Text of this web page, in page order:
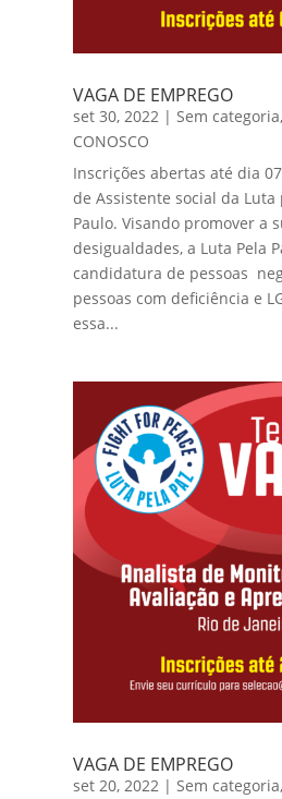
VAGA DE EMPREGO
set 30, 2022 | Sem categoria
CONOSCO
Inscrições abertas até dia
de Assistente social da Luta
Paulo. Visando promover a
desigualdades, a Luta Pela
candidatura de pessoas
pessoas com deficiência e
essa...
VAGA DE EMPREGO
set 20, 2022 |Sem categoria